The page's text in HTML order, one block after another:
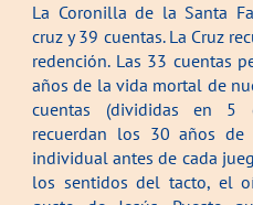
La Coronilla de la Santa
cruz y 39 cuentas. La Cruz
redención. Las 33 cuentas
años de la vida mortal de
cuentas (divididas en 5
recuerdan los 30 años
individual antes de cada
los sentidos del tacto, el